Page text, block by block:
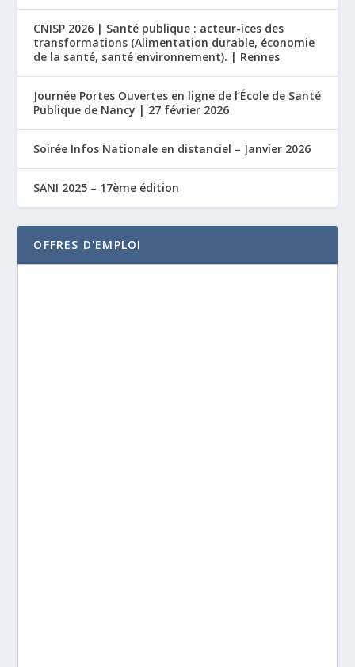
CNISP 2026 | Santé publique : acteur-ices des
transformations (Alimentation durable, économie
de la santé, santé environnement). | Rennes
Journée Portes Ouvertes en ligne de l’École de Santé
Publique de Nancy | 27 février 2026
Soirée Infos Nationale en distanciel – Janvier 2026
SANI 2025 – 17ème édition
OFFRES D'EMPLOI